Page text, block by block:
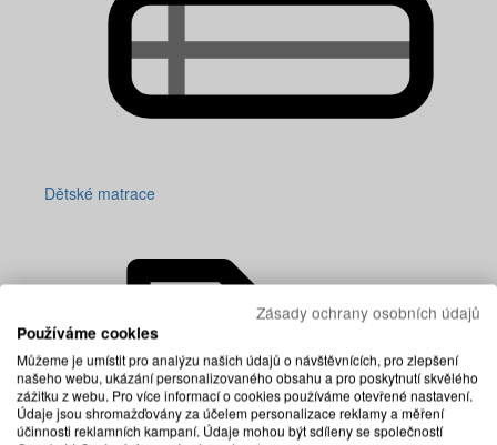
Dětské matrace
Zásady ochrany osobních údajů
Používáme cookies
Můžeme je umístit pro analýzu našich údajů o návštěvnících, pro zlepšení
našeho webu, ukázání personalizovaného obsahu a pro poskytnutí skvělého
zážitku z webu. Pro více informací o cookies používáme otevřené nastavení.
Údaje jsou shromažďovány za účelem personalizace reklamy a měření
účinnosti reklamních kampaní. Údaje mohou být sdíleny se společností